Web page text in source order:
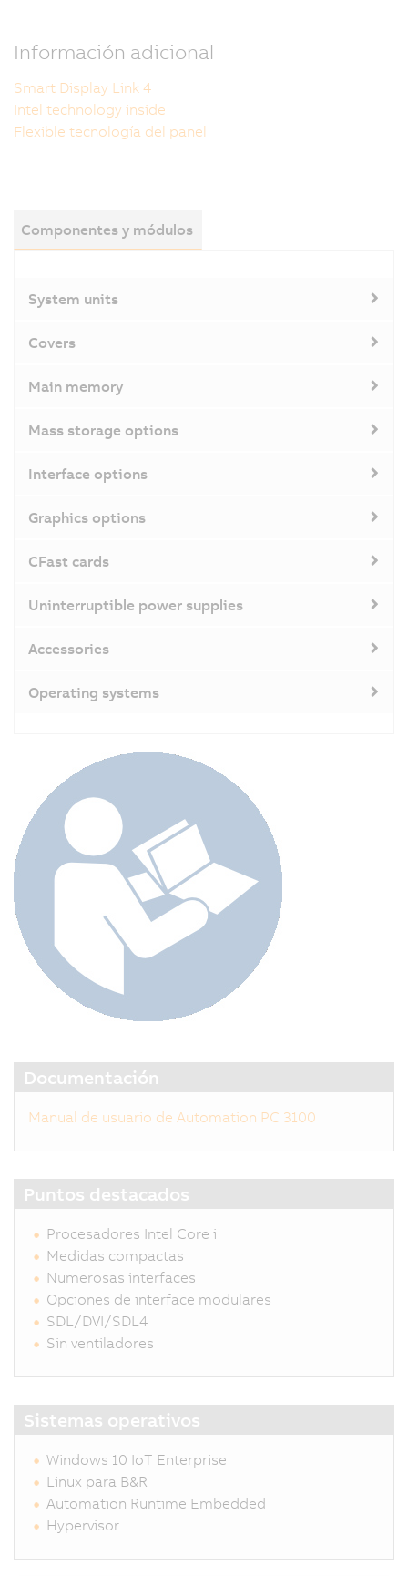
Información adicional
Smart Display Link 4
Intel technology inside
Flexible tecnología del panel
Componentes y módulos
System units
Covers
Main memory
Mass storage options
Interface options
Graphics options
CFast cards
Uninterruptible power supplies
Accessories
Operating systems
Documentación
Manual de usuario de Automation PC 3100
Puntos destacados
Procesadores Intel Core i
Medidas compactas
Numerosas interfaces
Opciones de interface modulares
SDL/DVI/SDL4
Sin ventiladores
Sistemas operativos
Windows 10 IoT Enterprise
Linux para B&R
Automation Runtime Embedded
Hypervisor